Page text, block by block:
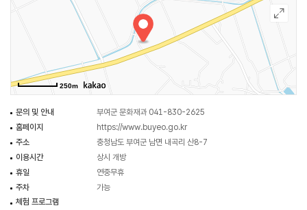
팔작지붕을 이루고 있으나 현재 매우 심하게 변형되었다. 주변 관광 명소는
세양사, 홍산객사, 아홉 살이 관광, 보부상, 홍산동헌이 있다.
250m
문의 및 안내
부여군 문화재과 041-830-2625
홈페이지
https://www.buyeo.go.kr
주소
충청남도 부여군 남면 내곡리 산8-7
이용시간
상시 개방
휴일
연중무휴
주차
가능
체험 프로그램